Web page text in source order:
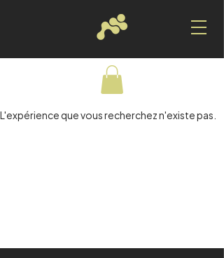
L'expérience que vous recherchez n'existe pas.